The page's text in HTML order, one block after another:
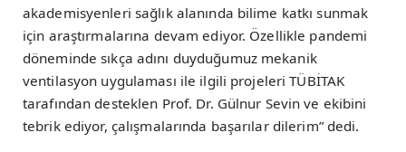
akademisyenleri sağlık alanında bilime katkı sunmak
için araştırmalarına devam ediyor. Özellikle pandemi
döneminde sıkça adını duyduğumuz mekanik
ventilasyon uygulaması ile ilgili projeleri TÜBİTAK
tarafından desteklen Prof. Dr. Gülnur Sevin ve ekibini
tebrik ediyor, çalışmalarında başarılar dilerim” dedi.